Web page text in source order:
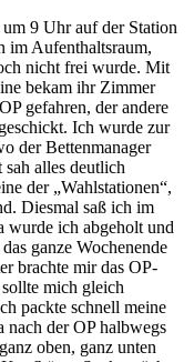
9 Uhr auf der Station
im Aufenthaltsraum,
nicht frei wurde. Mit
bekam ihr Zimmer
gefahren, der andere
Ich wurde zur
der Bettenmanager
alles deutlich
der „Wahlstationen“,
Diesmal saß ich im
wurde ich abgeholt und
ganze Wochenende
brachte mir das OP-
mich gleich
packte schnell meine
nach der OP halbwegs
oben, ganz unten